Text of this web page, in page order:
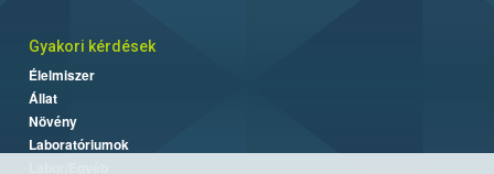
Gyakori kérdések
Élelmiszer
Állat
Növény
Laboratóriumok